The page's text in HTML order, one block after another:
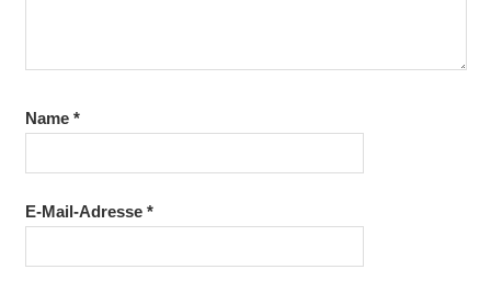
Name *
E-Mail-Adresse *